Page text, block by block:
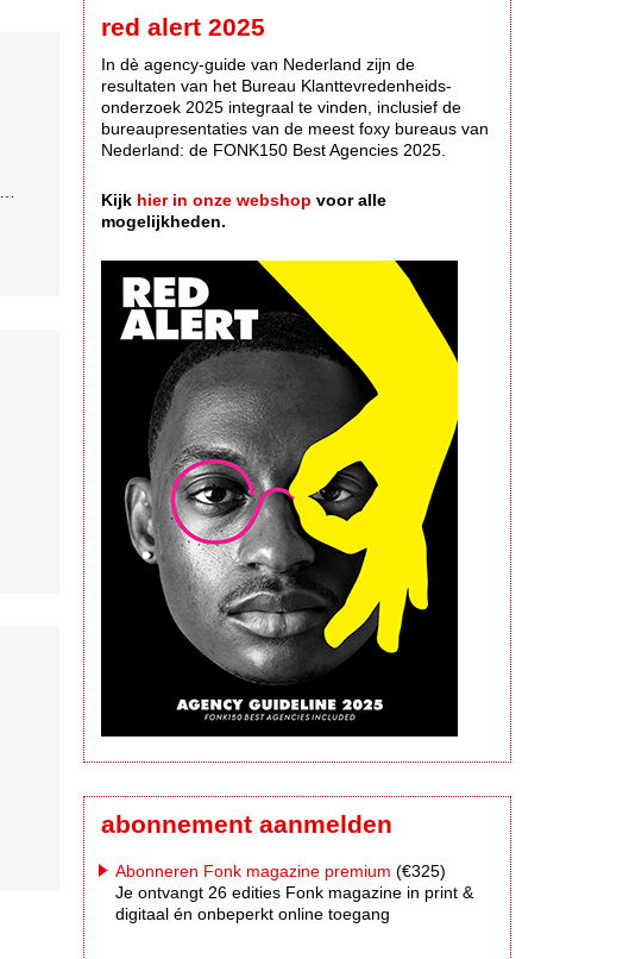
red alert 2025
In dè agency-guide van Nederland zijn de
resultaten van het Bureau Klanttevredenheids-
onderzoek 2025 integraal te vinden, inclusief de
bureaupresentaties van de meest foxy bureaus van
Nederland: de FONK150 Best Agencies 2025.
Kijk hier in onze webshop voor alle
mogelijkheden.
abonnement aanmelden
Abonneren Fonk magazine premium (€325)
Je ontvangt 26 edities Fonk magazine in print &
digitaal én onbeperkt online toegang